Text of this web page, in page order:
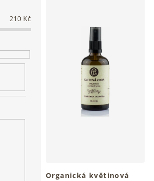
210 Kč
Organická květinová